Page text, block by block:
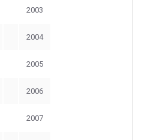
2003
2004
2005
2006
2007